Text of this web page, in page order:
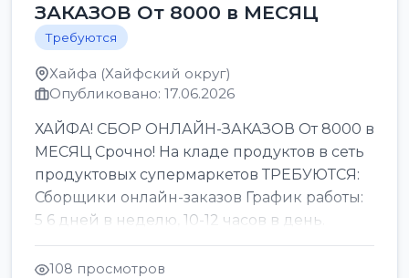
ЗАКАЗОВ От 8000 в МЕСЯЦ
Требуются
Хайфа (Хайфский округ)
Опубликовано: 17.06.2026
ХАЙФА! СБОР ОНЛАЙН-ЗАКАЗОВ От 8000 в
МЕСЯЦ Срочно! На кладе продуктов в сеть
продуктовых супермаркетов ТРЕБУЮТСЯ:
Сборщики онлайн-заказов График работы:
5 6 дней в неделю, 10-12 часов в день.
Колле ОП...
108 просмотров